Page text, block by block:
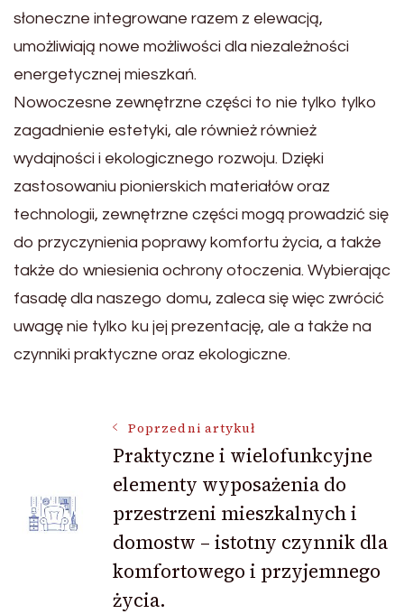
słoneczne integrowane razem z elewacją,
umożliwiają nowe możliwości dla niezależności
energetycznej mieszkań.
Nowoczesne zewnętrzne części to nie tylko tylko
zagadnienie estetyki, ale również również
wydajności i ekologicznego rozwoju. Dzięki
zastosowaniu pionierskich materiałów oraz
technologii, zewnętrzne części mogą prowadzić się
do przyczynienia poprawy komfortu życia, a także
także do wniesienia ochrony otoczenia. Wybierając
fasadę dla naszego domu, zaleca się więc zwrócić
uwagę nie tylko ku jej prezentację, ale a także na
czynniki praktyczne oraz ekologiczne.
Nawigacja
wpisu
Poprzedni artykuł
Praktyczne i wielofunkcyjne
elementy wyposażenia do
przestrzeni mieszkalnych i
domostw – istotny czynnik dla
komfortowego i przyjemnego
życia.